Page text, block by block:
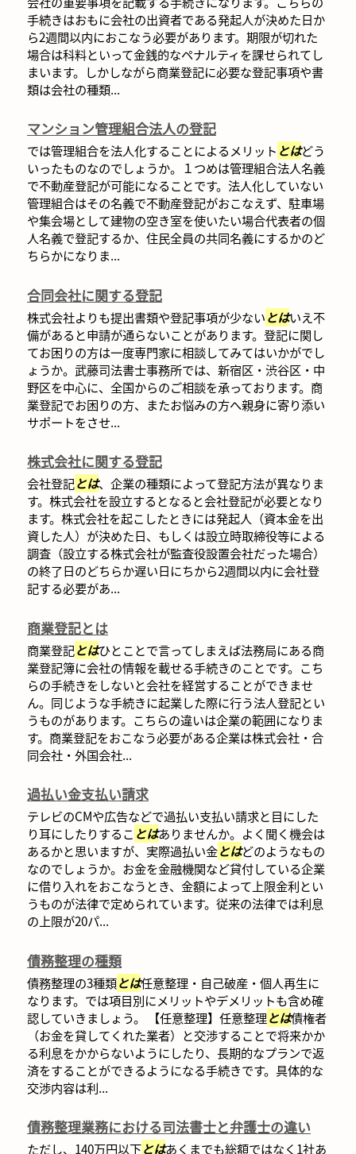
手続きはおもに会社の出資者である発起人が決めた日か
ら2週間以内におこなう必要があります。期限が切れた
場合は科料といって金銭的なペナルティを課せられてし
まいます。しかしながら商業登記に必要な登記事項や書
類は会社の種類...
マンション管理組合法人の登記
では管理組合を法人化することによるメリット とはどう
いったものなのでしょうか。１つめは管理組合法人名義
で不動産登記が可能になることです。法人化していない
管理組合はその名義で不動産登記がおこなえず、駐車場
や集会場として建物の空き室を使いたい場合代表者の個
人名義で登記するか、住民全員の共同名義にするかのど
ちらかになりま...
合同会社に関する登記
株式会社よりも提出書類や登記事項が少ないとはいえ不
備があると申請が通らないことがあります。登記に関し
てお困りの方は一度専門家に相談してみてはいかがでし
ょうか。武藤司法書士事務所では、新宿区・渋谷区・中
野区を中心に、全国からのご相談を承っております。商
業登記でお困りの方、またお悩みの方へ親身に寄り添い
サポートをさせ...
株式会社に関する登記
会社登記とは、企業の種類によって登記方法が異なりま
す。株式会社を設立するとなると会社登記が必要となり
ます。株式会社を起こしたときには発起人（資本金を出
資した人）が決めた日、もしくは設立時取締役等による
調査（設立する株式会社が監査役設置会社だった場合）
の終了日のどちらか遅い日にちから2週間以内に会社登
記する必要があ...
商業登記とは
商業登記とはひとことで言ってしまえば法務局にある商
業登記簿に会社の情報を載せる手続きのことです。こち
らの手続きをしないと会社を経営することができませ
ん。同じような手続きに起業した際に行う法人登記とい
うものがあります。こちらの違いは企業の範囲になりま
す。商業登記をおこなう必要がある企業は株式会社・合
同会社・外国会社...
過払い金支払い請求
テレビのCMや広告などで過払い支払い請求と目にした
り耳にしたりするこ とはありませんか。よく聞く機会は
あるかと思いますが、実際過払い金とはどのようなもの
なのでしょうか。お金を金融機関など貸付している企業
に借り入れをおこなうとき、金額によって上限金利とい
うものが法律で定められています。従来の法律では利息
の上限が20パ...
債務整理の種類
債務整理の3種類とは任意整理・自己破産・個人再生に
なります。では項目別にメリットやデメリットも含め確
認していきましょう。 【任意整理】任意整理とは債権者
（お金を貸してくれた業者）と交渉することで将来かか
る利息をかからないようにしたり、長期的なプランで返
済をすることができるようになる手続きです。具体的な
交渉内容は利...
債務整理業務における司法書士と弁護士の違い
ただし、140万円以下とはあくまでも総額ではなく1社あ